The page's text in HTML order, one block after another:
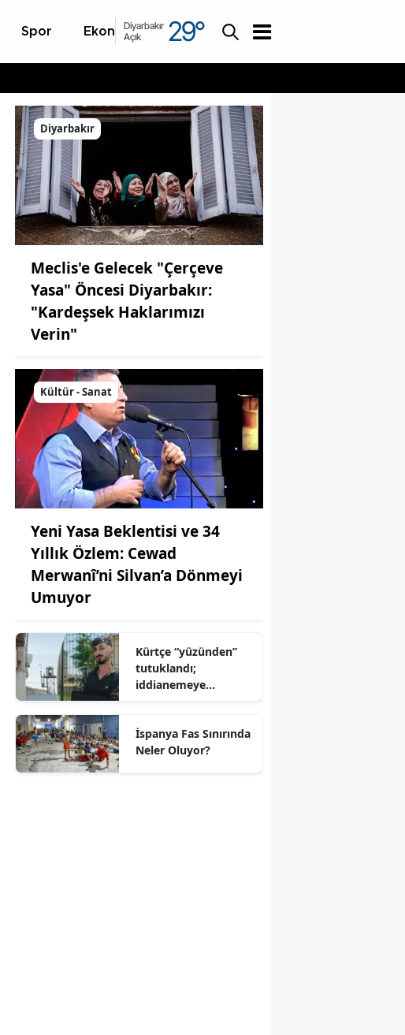
Spor Ekonomi Asayiş
Diyarbakır
Açık
29°
Diyarbakır
Meclis'e Gelecek "Çerçeve
Yasa" Öncesi Diyarbakır:
"Kardeşsek Haklarımızı
Verin"
Kültür - Sanat
Yeni Yasa Beklentisi ve 34
Yıllık Özlem: Cewad
Merwanî’ni Silvan’a Dönmeyi
Umuyor
Kürtçe “yüzünden”
tutuklandı;
iddianemeye
İspanya Fas Sınırında
Neler Oluyor?